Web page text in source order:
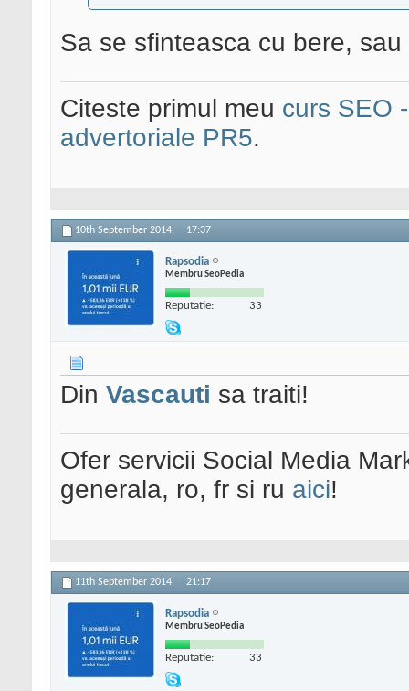
Sa se sfinteasca cu bere,
Citeste primul meu curs SEO
advertoriale PR5.
10th September 2014, 17:37
Rapsodia
Membru SeoPedia
Reputatie: 33
Din Vascauti sa traiti!
Ofer servicii Social Media
generala, ro, fr si ru aici!
11th September 2014, 21:17
Rapsodia
Membru SeoPedia
Reputatie: 33